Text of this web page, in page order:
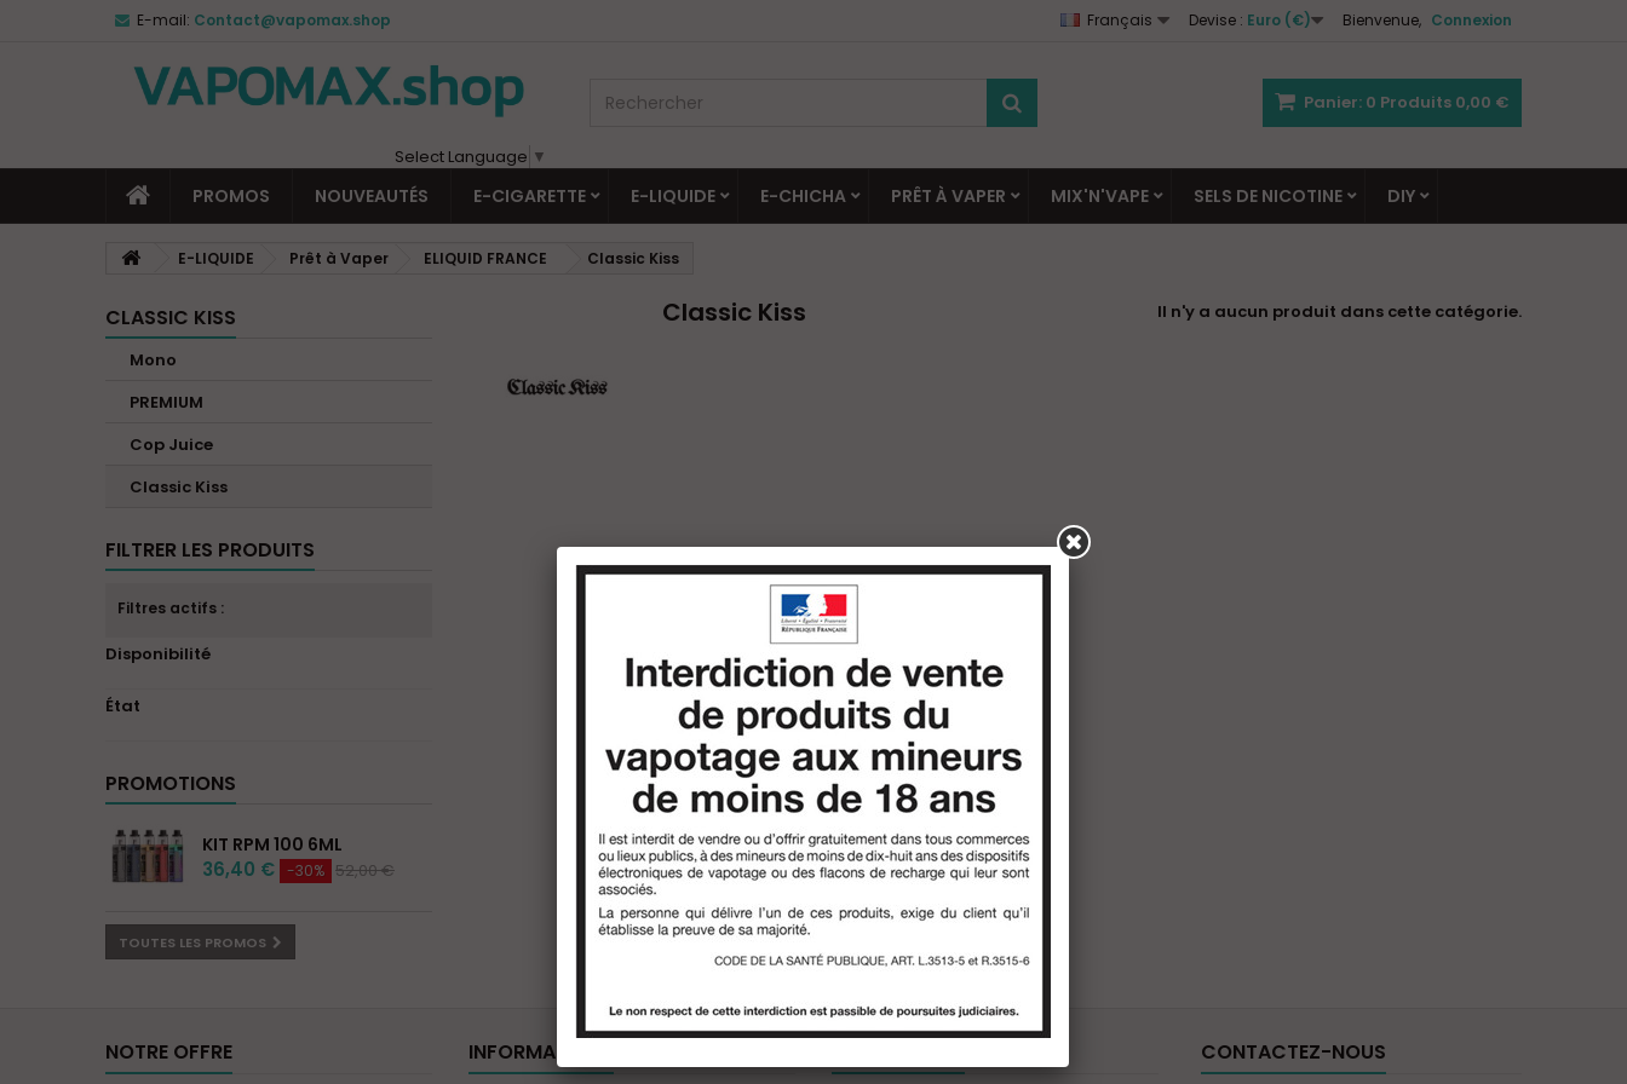
Bienvenue, Connexion
Devise : Euro (€)
Français
E-mail: Contact@vapomax.shop
Panier: 0 Produits 0,00 €
Select Language ▼
PROMOS NOUVEAUTÉS E-CIGARETTE E-LIQUIDE E-CHICHA PRÊT À VAPER MIX'N'VAPE SELS DE NICOTINE DIY
E-LIQUIDE Prêt à Vaper ELIQUID FRANCE Classic Kiss
CLASSIC KISS
Mono
PREMIUM
Cop Juice
Classic Kiss
FILTRER LES PRODUITS
Filtres actifs :
Disponibilité
État
PROMOTIONS
KIT RPM 100 6ML
36,40 € -30% 52,00 €
TOUTES LES PROMOS
Classic Kiss Il n'y a aucun produit dans cette catégorie.
NOTRE OFFRE INFORMATIONS CONTACTEZ-NOUS